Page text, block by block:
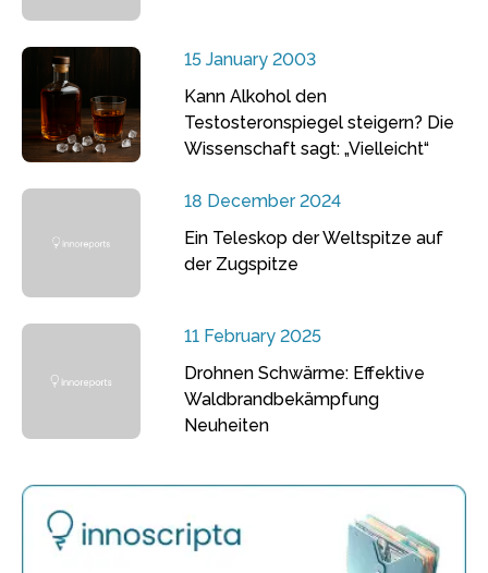
15 January 2003
Kann Alkohol den
Testosteronspiegel steigern? Die
Wissenschaft sagt: „Vielleicht“
18 December 2024
Ein Teleskop der Weltspitze auf
der Zugspitze
11 February 2025
Drohnen Schwärme: Effektive
Waldbrandbekämpfung
Neuheiten